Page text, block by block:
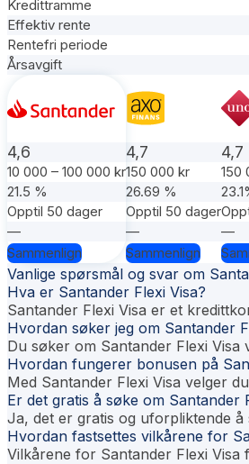
Kredittramme
Effektiv rente
Rentefri periode
Årsavgift
4,6
10 000 – 100 000 kr
21.5 %
Opptil 50 dager
—
Sammenlign
4,7
150 000 kr
26.69 %
Opptil 50 dager
—
Sammenlign
4,7
150
—
Vanlige spørsmål og svar om
Hva er Santander Flexi Visa?
Santander Flexi Visa er et
Hvordan søker jeg om Santander
Du søker om Santander Flexi Visa
Hvordan fungerer bonusen på
Med Santander Flexi Visa velger
Er det gratis å søke om Santander
Ja, det er gratis og uforpliktende å
Hvordan fastsettes vilkårene for
Vilkårene for Santander Flexi Visa